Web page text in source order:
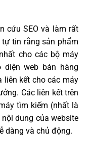
cứu SEO và làm rất
tự tin rằng sản phẩm
cho các bộ máy
diện web bán hàng
liên kết cho các máy
Các liên kết trên
tìm kiếm (nhất là
dung của website
dàng và chủ động.